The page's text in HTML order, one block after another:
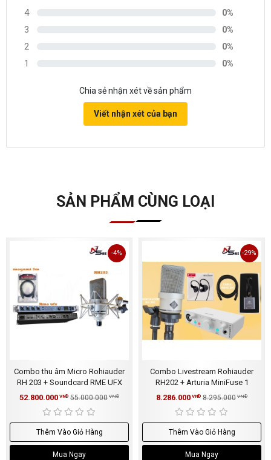
4 0%
3 0%
2 0%
1 0%
Chia sẻ nhận xét về sản phẩm
Viết nhận xét của bạn
SẢN PHẨM CÙNG LOẠI
Combo thu âm Micro Rohiauder
RH 203 + Soundcard RME UFX
52.800.000 VNĐ 55.000.000 VNĐ
-4%
Thêm Vào Giỏ Hàng
Mua Ngay
Combo Livestream Rohiauder
RH202 + Arturia MiniFuse 1
8.286.000 VNĐ 8.295.000 VNĐ
-29%
Thêm Vào Giỏ Hàng
Mua Ngay